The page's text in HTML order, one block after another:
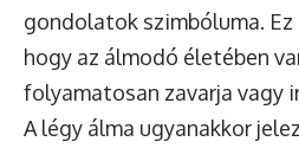
gondolatok szimbóluma.
hogy az álmodó életében
folyamatosan zavarja vagy
A légy álma ugyanakkor